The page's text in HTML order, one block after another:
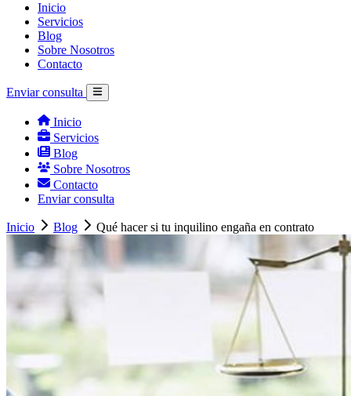
Inicio
Servicios
Blog
Sobre Nosotros
Contacto
Enviar consulta
Inicio
Servicios
Blog
Sobre Nosotros
Contacto
Enviar consulta
Inicio Blog Qué hacer si tu inquilino engaña en contrato